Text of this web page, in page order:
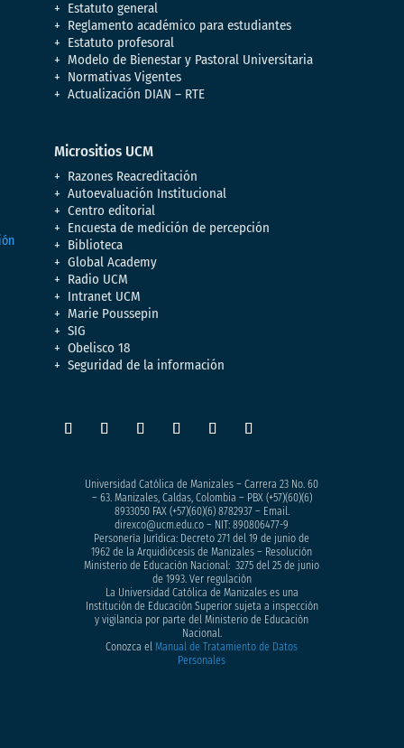
Estatuto general
Reglamento académico para estudiantes
Estatuto profesoral
Modelo de Bienestar y Pastoral Universitaria
Normativas Vigentes
Actualización DIAN – RTE
Micrositios UCM
Razones Reacreditación
Autoevaluación Institucional
Centro editorial
Encuesta de medición de percepción
Biblioteca
Global Academy
Radio UCM
Intranet UCM
Marie Poussepin
SIG
Obelisco 18
Seguridad de la información
Universidad Católica de Manizales – Carrera 23 No. 60
– 63. Manizales, Caldas, Colombia – PBX (+57)(60)(6)
8933050FAX (+57)(60)(6) 8782937 – Email.
direxco@ucm.edu.co – NIT: 890806477-9
Personería Jurídica: Decreto 271 del 19 de junio de
1962 de la Arquidiócesis de Manizales – Resolución
Ministerio de Educación Nacional: 3275 del 25 de junio
de 1993. Ver regulación
La Universidad Católica de Manizales es una
Institución de Educación Superior sujeta a inspección
y vigilancia por parte del Ministerio de Educación
Nacional.
Conozca elManual de Tratamiento de Datos
Personales